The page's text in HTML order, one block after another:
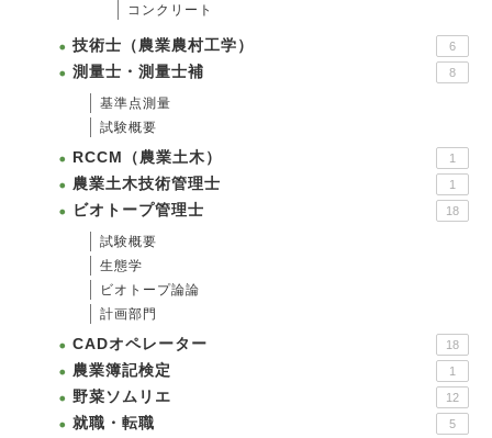
コンクリート
技術士（農業農村工学） 6
測量士・測量士補 8
基準点測量
試験概要
RCCM（農業土木） 1
農業土木技術管理士 1
ビオトープ管理士 18
試験概要
生態学
ビオトープ論論
計画部門
CADオペレーター 18
農業簿記検定 1
野菜ソムリエ 12
就職・転職 5